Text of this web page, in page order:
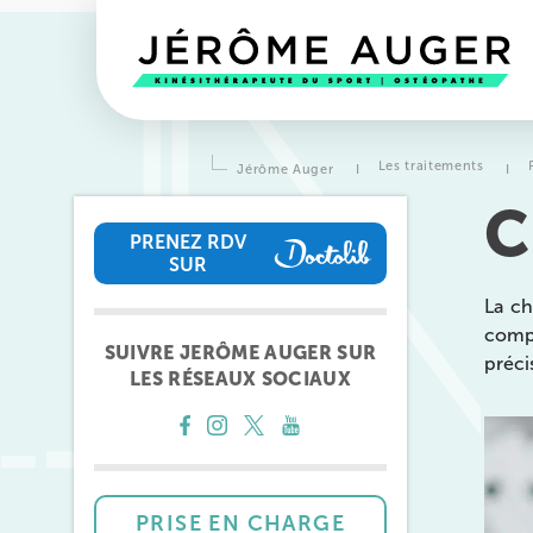
Jérôme Auger I Les traitements I
PRENEZ RDV
SUR
PRENEZ RDV SUR
SUIVRE JERÔME AUGER SUR
LES RÉSEAUX SOCIAUX
PRISE EN CHARGE
La
équipesde Jérôme Auger